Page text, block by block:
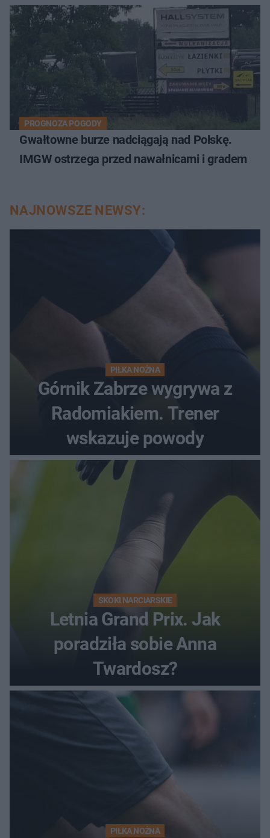
PROGNOZA POGODY
Gwałtowne burze nadciągają nad Polskę.
IMGW ostrzega przed nawałnicami i gradem
NAJNOWSZE NEWSY:
PIŁKA NOŻNA
Górnik Zabrze wygrywa z
Radomiakiem. Trener
wskazuje powody
SKOKI NARCIARSKIE
Letnia Grand Prix. Jak
poradziła sobie Anna
Twardosz?
PIŁKA NOŻNA